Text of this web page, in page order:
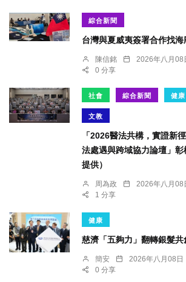
綜合新聞
台灣與夏威夷簽署合作找海
陳信銘 2026年八月08
0 分享
社會 綜合新聞 健康
文教
「2026醫法共構，實證新
法處遇與跨域協力論壇」
提供）
周為政 2026年八月08
1 分享
健康
慈濟「五夠力」翻轉銀髮共
簡安 2026年八月08日
0 分享